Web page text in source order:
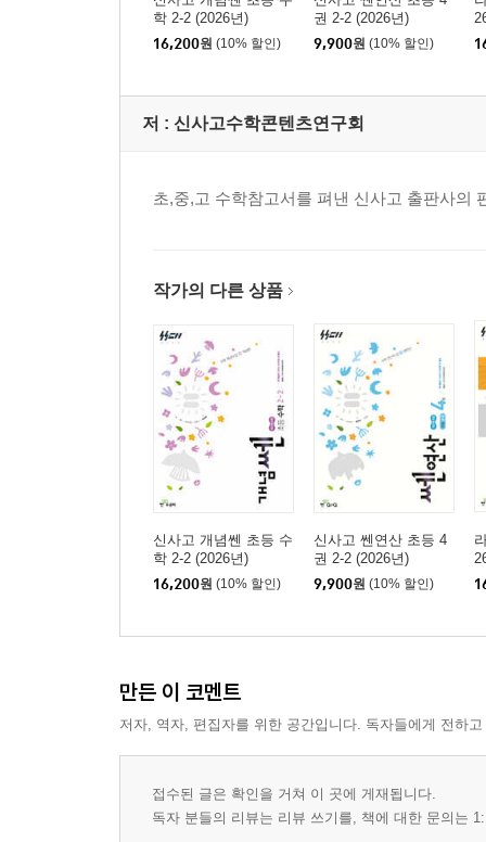
학 2-2 (2026년)
16,200원 (10% 할인)
권 2-2 (2026년)
9,900원 (10% 할인)
저 : 신사고수학콘텐츠연구회
초,중,고 수학참고서를 펴낸 신사고 출판사의
작가의 다른 상품
신사고 개념쎈 초등 수
학 2-2 (2026년)
16,200원 (10% 할인)
신사고 쎈연산 초등 4
권 2-2 (2026년)
9,900원 (10% 할인)
만든 이 코멘트
저자, 역자, 편집자를 위한 공간입니다. 독자들에게 전하
접수된 글은 확인을 거쳐 이 곳에 게재됩니다.
독자 분들의 리뷰는 리뷰 쓰기를, 책에 대한 문의는